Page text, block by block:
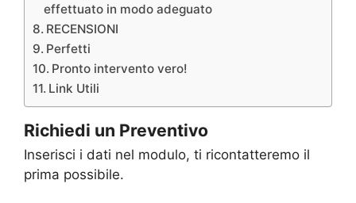
effettuato in modo adeguato
RECENSIONI
Perfetti
Pronto intervento vero!
Link Utili
Richiedi un Preventivo
Inserisci i dati nel modulo, ti ricontatteremo il
prima possibile.